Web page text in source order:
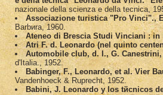
nazionale della scienza e della tecnica,
Associazione turistica "Pro Vinci".,
Barbиra, 1960.
Ateneo di Brescia Studi Vinciani : in
Atri F. d. Leonardo (nel quinto
Automobile club, d. I., G.
d'Italia., 1952.
Babinger, F., Leonardo, et al. Vier
Vandenhoeck & Ruprecht, 1952.
Babini, J. Leonardo y los tйcnicos